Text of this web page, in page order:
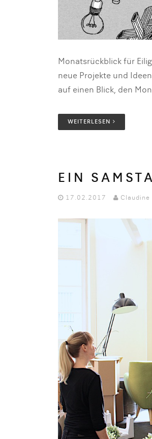
Monatsrückblick für
neue Projekte und
auf einen Blick, den
WEITERLESEN
EIN
17.02.2017 Claudine